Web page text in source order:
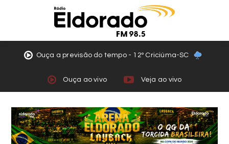
Ouça a previsão do tempo - 12º Criciúma-SC
Ouça ao vivo Veja ao vivo